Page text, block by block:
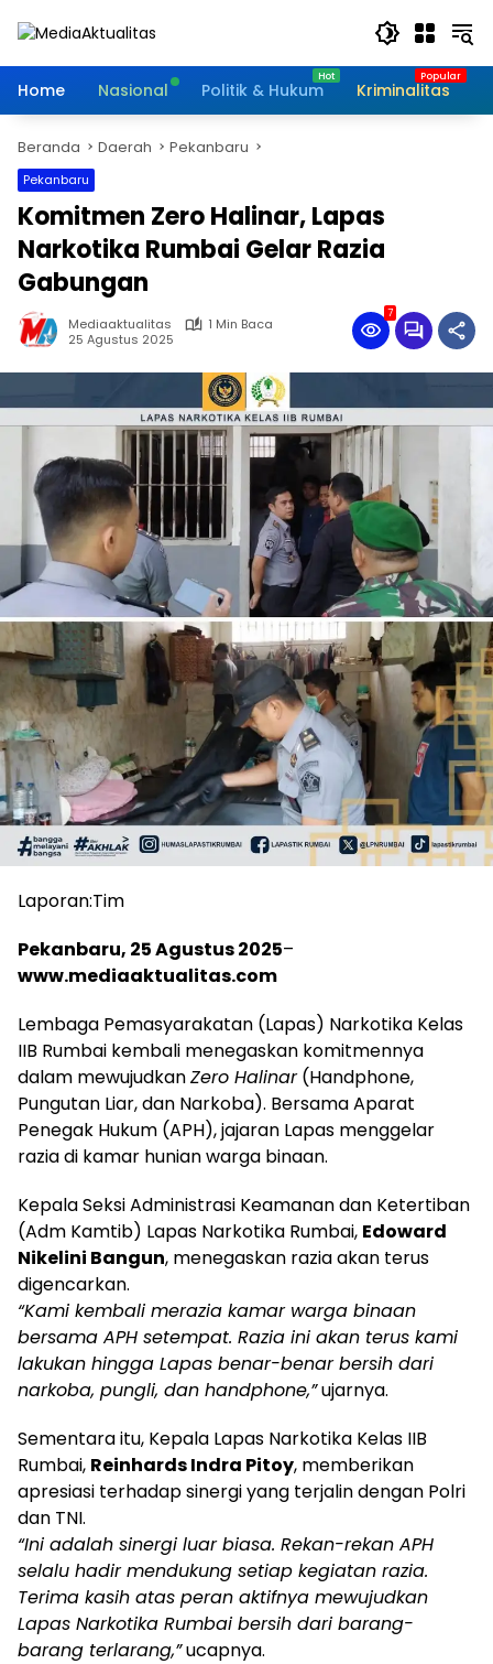
Home
Nasional Politik & Hukum Kriminalitas
Beranda Daerah Pekanbaru
Pekanbaru
Komitmen Zero Halinar, Lapas
Narkotika Rumbai Gelar Razia
Gabungan
Mediaaktualitas
1 Min Baca
25 Agustus 2025
7
Laporan:Tim
Pekanbaru, 25 Agustus 2025–
www.mediaaktualitas.com
Lembaga Pemasyarakatan (Lapas) Narkotika Kelas
IIB Rumbai kembali menegaskan komitmennya
dalam mewujudkanZero Halinar(Handphone,
Pungutan Liar, dan Narkoba). Bersama Aparat
Penegak Hukum (APH), jajaran Lapas menggelar
razia di kamar hunian warga binaan.
Kepala Seksi Administrasi Keamanan dan Ketertiban
(Adm Kamtib) Lapas Narkotika Rumbai, Edoward
Nikelini Bangun, menegaskan razia akan terus
digencarkan.
“Kami kembali merazia kamar warga binaan
bersama APH setempat. Razia ini akan terus kami
lakukan hingga Lapas benar-benar bersih dari
narkoba, pungli, dan handphone,”ujarnya.
Sementara itu, Kepala Lapas Narkotika Kelas IIB
Rumbai, Reinhards Indra Pitoy, memberikan
apresiasi terhadap sinergi yang terjalin dengan Polri
dan TNI.
“Ini adalah sinergi luar biasa. Rekan-rekan APH
selalu hadir mendukung setiap kegiatan razia.
Terima kasih atas peran aktifnya mewujudkan
Lapas Narkotika Rumbai bersih dari barang-
barang terlarang,”ucapnya.